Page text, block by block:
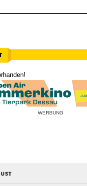
WERBUNG